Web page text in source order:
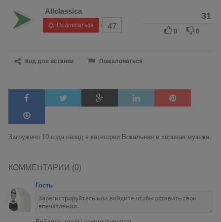
Allclassica
Подписаться 47
31
0 0
Код для вставки Пожаловаться
Загружено 10 года назад в категории Вокальная и хоровая музыка
КОММЕНТАРИИ (0)
Гость